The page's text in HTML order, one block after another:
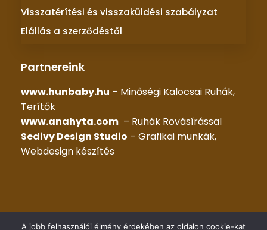
Visszatérítési és visszaküldési szabályzat
Elállás a szerződéstől
Partnereink
www.hunbaby.hu – Minőségi Kalocsai Ruhák,
Terítők
www.anahyta.com – Ruhák Rovásírással
Sedivy Design Studio – Grafikai munkák,
Webdesign készítés
© 2025 –KALOCSAI RUHÁK– Minden jog fenntartva |
A jobb felhasználói élmény érdekében az oldalon cookie-kat